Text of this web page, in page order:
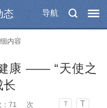
导航
态
内容
康 —— “天使之
长
71 次 T T